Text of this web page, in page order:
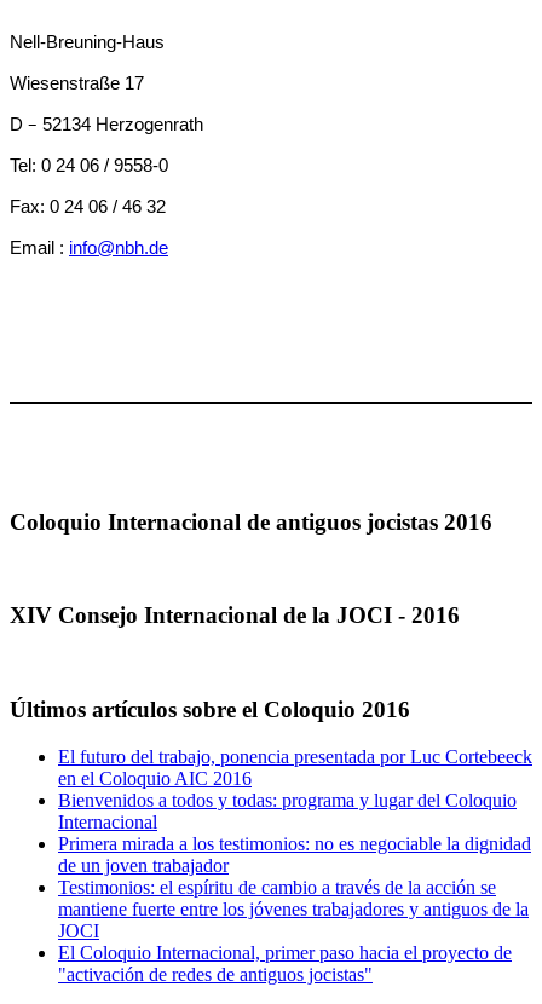
Nell-Breuning-Haus
Wiesenstraße 17
D – 52134 Herzogenrath
Tel: 0 24 06 / 9558-0
Fax: 0 24 06 / 46 32
Email : info@nbh.de
Coloquio Internacional de antiguos jocistas 2016
XIV Consejo Internacional de la JOCI - 2016
Últimos artículos sobre el Coloquio 2016
El futuro del trabajo, ponencia presentada por Luc Cortebeeck
en el Coloquio AIC 2016
Bienvenidos a todos y todas: programa y lugar del Coloquio
Internacional
Primera mirada a los testimonios: no es negociable la dignidad
de un joven trabajador
Testimonios: el espíritu de cambio a través de la acción se
mantiene fuerte entre los jóvenes trabajadores y antiguos de la
JOCI
El Coloquio Internacional, primer paso hacia el proyecto de
"activación de redes de antiguos jocistas"